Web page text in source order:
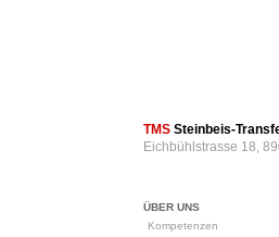
TMS Steinbeis-
Eichbühlstrasse 18,
ÜBER UNS
Kompetenzen